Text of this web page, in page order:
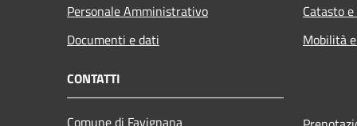
Personale Amministrativo
Documenti e dati
Catasto
Mobilità
CONTATTI
Comune di Favignana